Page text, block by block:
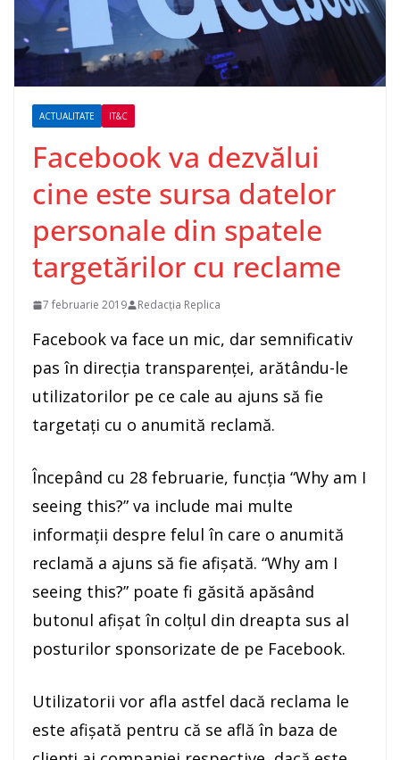
ACTUALITATE IT&C
Facebook va dezvălui
cine este sursa datelor
personale din spatele
targetărilor cu reclame
7 februarie 2019 Redacția Replica
Facebook va face un mic, dar semnificativ
pas în direcţia transparenţei, arătându-le
utilizatorilor pe ce cale au ajuns să fie
targetaţi cu o anumită reclamă.
Începând cu 28 februarie, funcţia “Why am I
seeing this?” va include mai multe
informaţii despre felul în care o anumită
reclamă a ajuns să fie afişată. “Why am I
seeing this?” poate fi găsită apăsând
butonul afişat în colţul din dreapta sus al
posturilor sponsorizate de pe Facebook.
Utilizatorii vor afla astfel dacă reclama le
este afişată pentru că se află în baza de